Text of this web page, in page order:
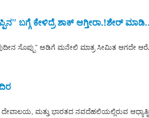
ಬಗ್ಗೆ ಕೇಳಿದ್ರೆ ಶಾಕ್ ಆಗ್ತೀರಾ.!ಶೇರ್
ಸೊಪ್ಪು” ಅಡಿಗೆ ಮನೇಲಿ ಮಾತ್ರ ಸೀಮಿತ ಆಗದೇ
ಮತ್ತು ಭಾರತದ ನವದೆಹಲಿಯಲ್ಲಿರುವ